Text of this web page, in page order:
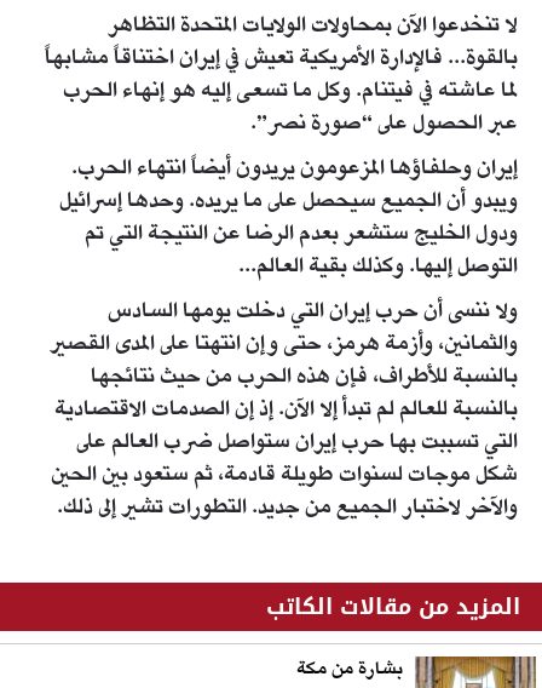
لا تنخدعوا الآن بمحاولات الولايات المتحدة التظاهر
بالقوة... فالإدارة الأمريكية تعيش في إيران اختناقاً مشابهاً
لما عاشته في فيتنام. وكل ما تسعى إليه هو إنهاء الحرب
عبر الحصول على “صورة نصر”.
إيران وحلفاؤها المزعومون يريدون أيضاً انتهاء الحرب.
ويبدو أن الجميع سيحصل على ما يريده. وحدها إسرائيل
ودول الخليج ستشعر بعدم الرضا عن النتيجة التي تم
التوصل إليها. وكذلك بقية العالم...
ولا ننسى أن حرب إيران التي دخلت يومها السادس
والثمانين، وأزمة هرمز، حتى وإن انتهتا على المدى القصير
بالنسبة للأطراف، فإن هذه الحرب من حيث نتائجها
بالنسبة للعالم لم تبدأ إلا الآن. إذ إن الصدمات الاقتصادية
التي تسببت بها حرب إيران ستواصل ضرب العالم على
شكل موجات لسنوات طويلة قادمة، ثم ستعود بين الحين
والآخر لاختبار الجميع من جديد. التطورات تشير إلى ذلك.
المزيد من مقالات الكاتب
بشارة من مكة